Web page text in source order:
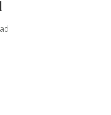
la empresa.